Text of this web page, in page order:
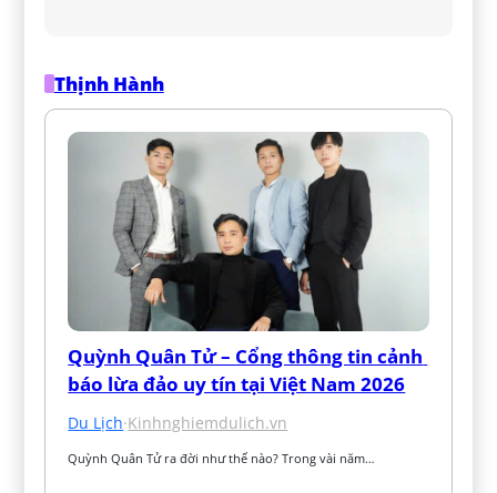
Thịnh Hành
Quỳnh Quân Tử – Cổng thông tin cảnh
báo lừa đảo uy tín tại Việt Nam 2026
Du Lịch·Kinhnghiemdulich.vn
Quỳnh Quân Tử ra đời như thế nào? Trong vài năm…